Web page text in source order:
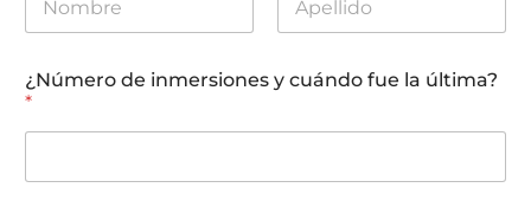
o
n
t
c
¿Número de inmersiones y cuándo fue la última?
*